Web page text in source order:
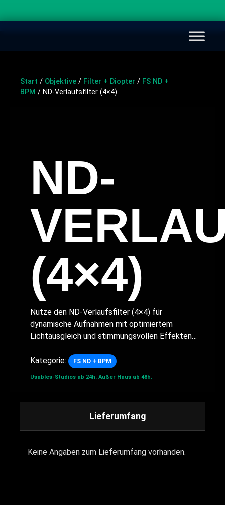
Start / Objektive / Filter + Diopter / FS ND +
BPM / ND-Verlaufsfilter (4×4)
ND-
(4×4)
Nutze den ND-Verlaufsfilter (4×4) für
dynamische Aufnahmen mit optimiertem
Lichtausgleich und stimmungsvollen Effekten…
Kategorie: FS ND + BPM
Usables-Studios ab 24h. Außer Haus ab 48h.
Lieferumfang
Keine Angaben zum Lieferumfang vorhanden.